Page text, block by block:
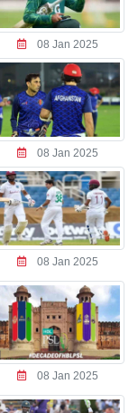
08 Jan 2025
08 Jan 2025
08 Jan 2025
08 Jan 2025